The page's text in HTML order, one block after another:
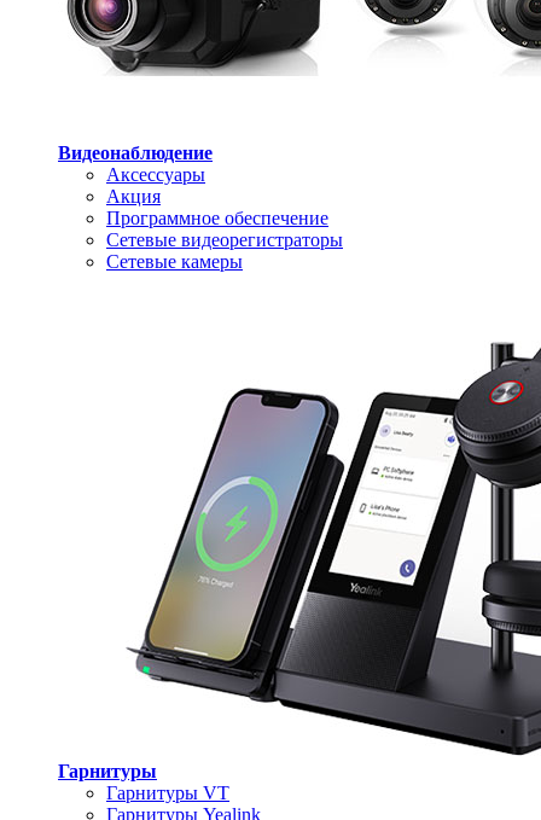
Видеонаблюдение
Аксессуары
Акция
Программное обеспечение
Сетевые видеорегистраторы
Сетевые камеры
Гарнитуры
Гарнитуры VT
Гарнитуры Yealink